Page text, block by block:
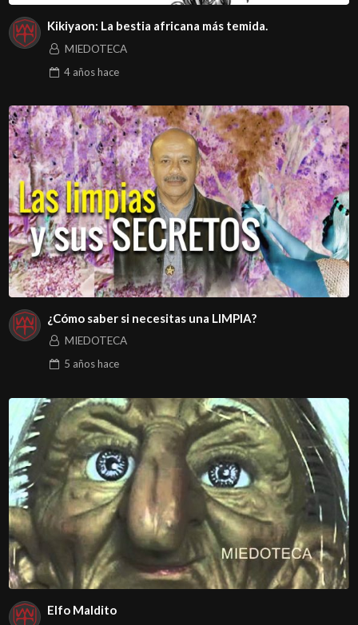
Kikiyaon: La bestia africana más temida.
MIEDOTECA
4 añoshace
¿Cómo saber si necesitas una LIMPIA?
MIEDOTECA
5 añoshace
Elfo Maldito